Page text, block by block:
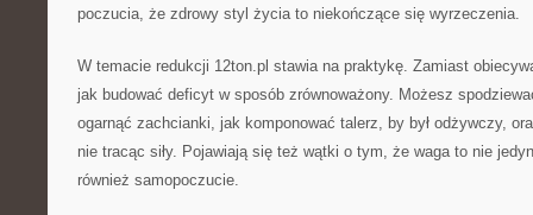
poczucia, że zdrowy styl życia to niekończące się wyrzeczenia.
W temacie redukcji 12ton.pl stawia na praktykę. Zamiast
jak budować deficyt w sposób zrównoważony. Możesz
ogarnąć zachcianki, jak komponować talerz, by był odżywczy,
nie tracąc siły. Pojawiają się też wątki o tym, że waga to nie
również samopoczucie.